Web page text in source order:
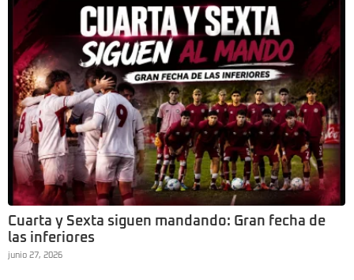
Cuarta y Sexta siguen mandando: Gran fecha de
las inferiores
junio 27, 2026